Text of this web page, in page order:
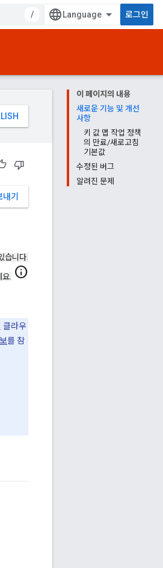
/ 로그인
이 페이지의 내용
새로운 기능 및 개선
사항
키 값 맵 작업 정책
의 만료/새로고침
기본값
수정된 버그
알려진 문제
기
습니다.
요. info
클라우
를 참